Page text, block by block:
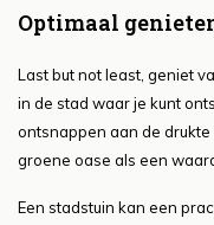
Optimaal
Last but not least, geniet
in de stad waar je kunt
ontsnappen aan de
groene oase als een
Een stadstuin kan een